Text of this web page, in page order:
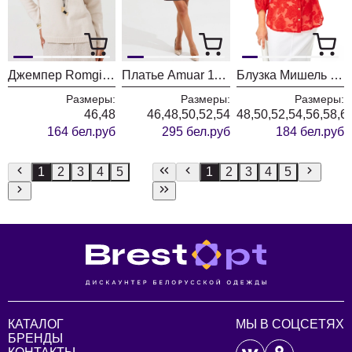
Джемпер Romgil РВ0435-ВИ5 ванильный
Размеры:
46,48
164 бел.руб
Платье Amuar 1136
Размеры:
46,48,50,52,54
295 бел.руб
Блузка Мишель Шик 802 красный
Размеры:
184 бел.руб
1 2 3 4 5 1 2 3 4 5
КАТАЛОГ
БРЕНДЫ
МЫ В СОЦСЕТЯХ